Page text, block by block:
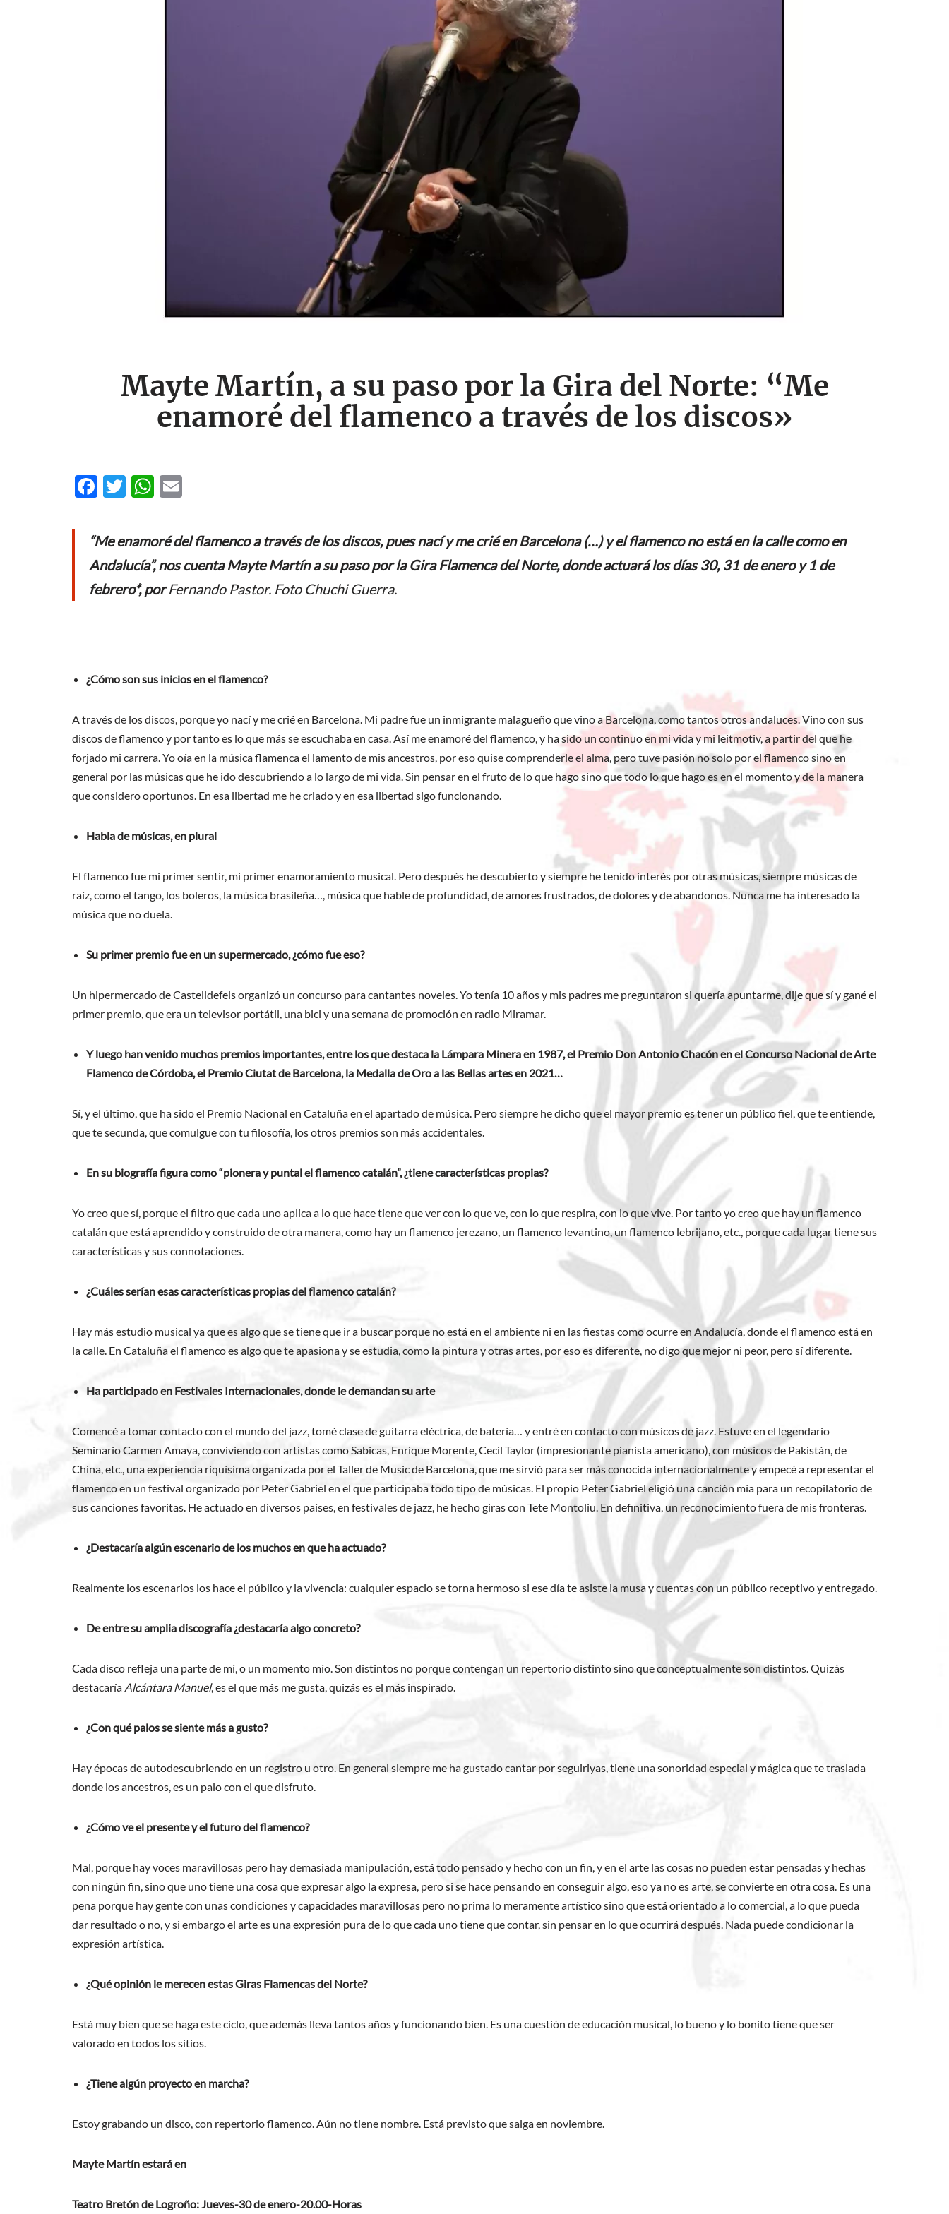
Mayte Martín, a su paso por la Gira del Norte: “Me
enamoré del flamenco a través de los discos»
F
e
b
o
o
T
itt
er
W
at
s
A
p
ail
“Me enamoré del flamenco a través de los discos, pues nací y me crié en Barcelona (…) y el flamenco no está en la calle como en
Andalucía”, nos cuenta Mayte Martín a su paso por la Gira Flamenca del Norte, donde actuará los días 30, 31 de enero y 1 de
febrero*, porFernando Pastor. Foto Chuchi Guerra.
¿Cómo son sus inicios en el flamenco?
A través de los discos, porque yo nací y me crié en Barcelona. Mi padre fue un inmigrante malagueño que vino a Barcelona, como tantos otros andaluces. Vino con sus
discos de flamenco y por tanto es lo que más se escuchaba en casa. Así me enamoré del flamenco, y ha sido un continuo en mi vida y mi leitmotiv, a partir del que he
forjado mi carrera. Yo oía en la música flamenca el lamento de mis ancestros, por eso quise comprenderle el alma, pero tuve pasión no solo por el flamenco sino en
general por las músicas que he ido descubriendo a lo largo de mi vida. Sin pensar en el fruto de lo que hago sino que todo lo que hago es en el momento y de la manera
que considero oportunos. En esa libertad me he criado y en esa libertad sigo funcionando.
Habla de músicas, en plural
El flamenco fue mi primer sentir, mi primer enamoramiento musical. Pero después he descubierto y siempre he tenido interés por otras músicas, siempre músicas de
raíz, como el tango, los boleros, la música brasileña…, música que hable de profundidad, de amores frustrados, de dolores y de abandonos. Nunca me ha interesado la
música que no duela.
Su primer premio fue en un supermercado, ¿cómo fue eso?
Un hipermercado de Castelldefels organizó un concurso para cantantes noveles. Yo tenía 10 años y mis padres me preguntaron si quería apuntarme, dije que sí y gané el
primer premio, que era un televisor portátil, una bici y una semana de promoción en radio Miramar.
Y luego han venido muchos premios importantes, entre los que destaca la Lámpara Minera en 1987, el Premio Don Antonio Chacón en el Concurso Nacional de Arte
Flamenco de Córdoba, el Premio Ciutat de Barcelona, la Medalla de Oro a las Bellas artes en 2021…
Sí, y el último, que ha sido el Premio Nacional en Cataluña en el apartado de música. Pero siempre he dicho que el mayor premio es tener un público fiel, que te entiende,
que te secunda, que comulgue con tu filosofía, los otros premios son más accidentales.
En su biografía figura como “pionera y puntal el flamenco catalán”, ¿tiene características propias?
Yo creo que sí, porque el filtro que cada uno aplica a lo que hace tiene que ver con lo que ve, con lo que respira, con lo que vive. Por tanto yo creo que hay un flamenco
catalán que está aprendido y construido de otra manera, como hay un flamenco jerezano, un flamenco levantino, un flamenco lebrijano, etc., porque cada lugar tiene sus
características y sus connotaciones.
¿Cuáles serían esas características propias del flamenco catalán?
Hay más estudio musical ya que es algo que se tiene que ir a buscar porque no está en el ambiente ni en las fiestas como ocurre en Andalucía, donde el flamenco está en
la calle. En Cataluña el flamenco es algo que te apasiona y se estudia, como la pintura y otras artes, por eso es diferente, no digo que mejor ni peor, pero sí diferente.
Ha participado en Festivales Internacionales, donde le demandan su arte
Comencé a tomar contacto con el mundo del jazz, tomé clase de guitarra eléctrica, de batería… y entré en contacto con músicos de jazz. Estuve en el legendario
Seminario Carmen Amaya, conviviendo con artistas como Sabicas, Enrique Morente, Cecil Taylor (impresionante pianista americano), con músicos de Pakistán, de
China, etc., una experiencia riquísima organizada por el Taller de Music de Barcelona, que me sirvió para ser más conocida internacionalmente y empecé a representar el
flamenco en un festival organizado por Peter Gabriel en el que participaba todo tipo de músicas. El propio Peter Gabriel eligió una canción mía para un recopilatorio de
sus canciones favoritas. He actuado en diversos países, en festivales de jazz, he hecho giras con Tete Montoliu. En definitiva, un reconocimiento fuera de mis fronteras.
¿Destacaría algún escenario de los muchos en que ha actuado?
Realmente los escenarios los hace el público y la vivencia: cualquier espacio se torna hermoso si ese día te asiste la musa y cuentas con un público receptivo y entregado.
De entre su amplia discografía ¿destacaría algo concreto?
Cada disco refleja una parte de mí, o un momento mío. Son distintos no porque contengan un repertorio distinto sino que conceptualmente son distintos. Quizás
destacaría Alcántara Manuel, es el que más me gusta, quizás es el más inspirado.
¿Con qué palos se siente más a gusto?
Hay épocas de autodescubriendo en un registro u otro. En general siempre me ha gustado cantar por seguiriyas, tiene una sonoridad especial y mágica que te traslada
donde los ancestros, es un palo con el que disfruto.
¿Cómo ve el presente y el futuro del flamenco?
Mal, porque hay voces maravillosas pero hay demasiada manipulación, está todo pensado y hecho con un fin, y en el arte las cosas no pueden estar pensadas y hechas
con ningún fin, sino que uno tiene una cosa que expresar algo la expresa, pero si se hace pensando en conseguir algo, eso ya no es arte, se convierte en otra cosa. Es una
pena porque hay gente con unas condiciones y capacidades maravillosas pero no prima lo meramente artístico sino que está orientado a lo comercial, a lo que pueda
dar resultado o no, y si embargo el arte es una expresión pura de lo que cada uno tiene que contar, sin pensar en lo que ocurrirá después. Nada puede condicionar la
expresión artística.
¿Qué opinión le merecen estas Giras Flamencas del Norte?
Está muy bien que se haga este ciclo, que además lleva tantos años y funcionando bien. Es una cuestión de educación musical, lo bueno y lo bonito tiene que ser
valorado en todos los sitios.
¿Tiene algún proyecto en marcha?
Estoy grabando un disco, con repertorio flamenco. Aún no tiene nombre. Está previsto que salga en noviembre.
Mayte Martín estará en
Teatro Bretón de Logroño: Jueves-30 de enero-20.00-Horas